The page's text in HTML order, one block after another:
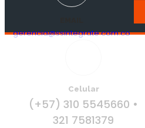
gerencia@ssintegrate.com.co
Celular
(+57) 310 5545660 •
321 7581379